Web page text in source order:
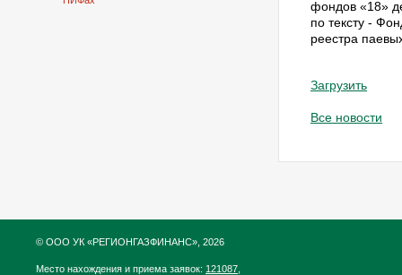
фондов «18»
по тексту -
реестра
Загрузить
Все новости
© ООО УК «РЕГИОНГАЗФИНАНС», 2026
Место нахождения и приема заявок: 121087,